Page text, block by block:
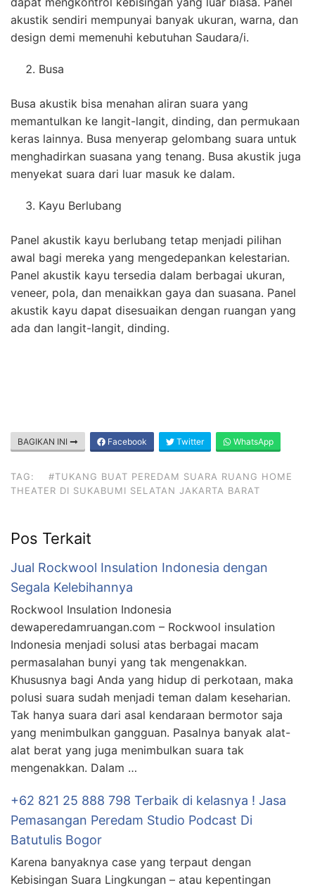
akustik sendiri mempunyai banyak ukuran, warna, dan
design demi memenuhi kebutuhan Saudara/i.
Busa
Busa akustik bisa menahan aliran suara yang
memantulkan ke langit-langit, dinding, dan permukaan
keras lainnya. Busa menyerap gelombang suara untuk
menghadirkan suasana yang tenang. Busa akustik juga
menyekat suara dari luar masuk ke dalam.
Kayu Berlubang
Panel akustik kayu berlubang tetap menjadi pilihan
awal bagi mereka yang mengedepankan kelestarian.
Panel akustik kayu tersedia dalam berbagai ukuran,
veneer, pola, dan menaikkan gaya dan suasana. Panel
akustik kayu dapat disesuaikan dengan ruangan yang
ada dan langit-langit, dinding.
BAGIKAN INI Facebook Twitter WhatsApp
TAG:
#TUKANG BUAT PEREDAM SUARA RUANG HOME
THEATER DI SUKABUMI SELATAN JAKARTA BARAT
Pos Terkait
Jual Rockwool Insulation Indonesia dengan
Segala Kelebihannya
Rockwool Insulation Indonesia
dewaperedamruangan.com – Rockwool insulation
Indonesia menjadi solusi atas berbagai macam
permasalahan bunyi yang tak mengenakkan.
Khususnya bagi Anda yang hidup di perkotaan, maka
polusi suara sudah menjadi teman dalam keseharian.
Tak hanya suara dari asal kendaraan bermotor saja
yang menimbulkan gangguan. Pasalnya banyak alat-
alat berat yang juga menimbulkan suara tak
mengenakkan. Dalam …
+62 821 25 888 798 Terbaik di kelasnya ! Jasa
Pemasangan Peredam Studio Podcast Di
Batutulis Bogor
Karena banyaknya case yang terpaut dengan
Kebisingan Suara Lingkungan – atau kepentingan